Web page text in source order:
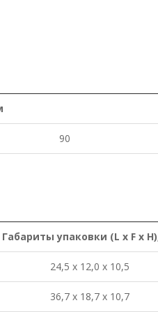
90
Габариты упаковки (L x F x
24,5 х 12,0 х 10,5
36,7 х 18,7 х 10,7